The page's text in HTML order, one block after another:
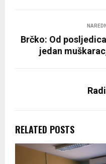
Brčko: Od
jedan
RELATED POSTS